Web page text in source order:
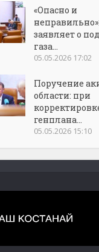
«Опасно и
заявляет о
газа...
05.05.2026 17:02
Поручение
области: при
генплана...
05.05.2026 15:10